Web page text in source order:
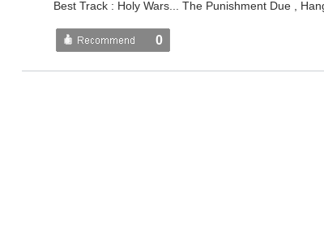
Best Track : Holy Wars... The Punishment Due ,
0